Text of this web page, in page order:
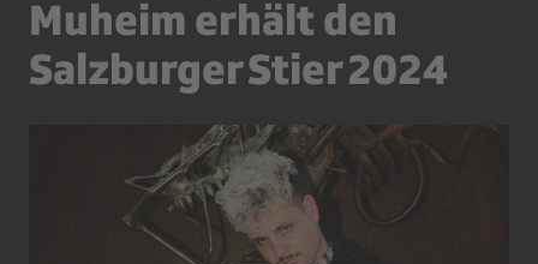
Muheim erhält den
Salzburger Stier 2024